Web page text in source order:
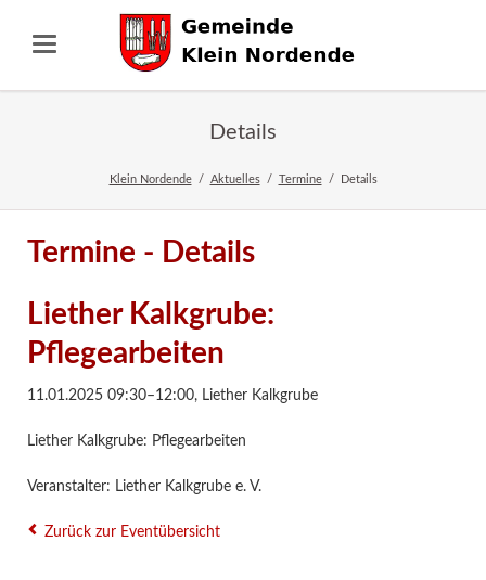
Details
Klein Nordende Aktuelles Termine Details
Termine - Details
Liether Kalkgrube:
Pflegearbeiten
11.01.2025 09:30–12:00, Liether Kalkgrube
Liether Kalkgrube: Pflegearbeiten
Veranstalter: Liether Kalkgrube e. V.
Zurück zur Eventübersicht